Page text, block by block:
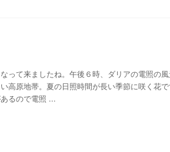
って来ましたね。午後６時、ダリアの電照の
高原地帯。夏の日照時間が長い季節に咲く花
るので電照 ...